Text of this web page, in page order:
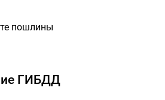
пошлины
ГИБДД